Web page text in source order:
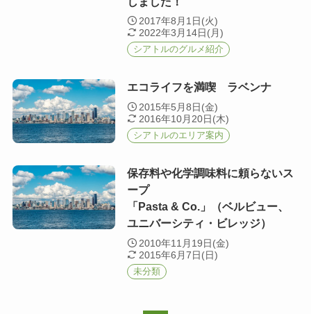
2017年8月1日(火)
2022年3月14日(月)
シアトルのグルメ紹介
エコライフを満喫 ラベンナ
2015年5月8日(金)
2016年10月20日(木)
シアトルのエリア案内
保存料や化学調味料に頼らないス
ープ
「Pasta & Co.」（ベルビュー、
ユニバーシティ・ビレッジ）
2010年11月19日(金)
2015年6月7日(日)
未分類